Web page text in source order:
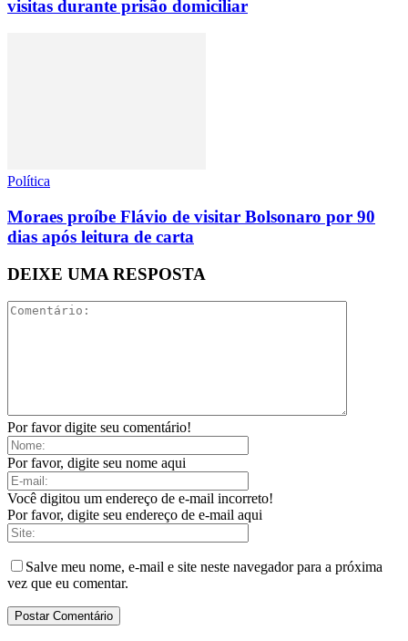
visitas durante prisão domiciliar
Política
Moraes proíbe Flávio de visitar Bolsonaro por 90
dias após leitura de carta
DEIXE UMA RESPOSTA
Por favor digite seu comentário!
Por favor, digite seu nome aqui
Você digitou um endereço de e-mail incorreto!
Por favor, digite seu endereço de e-mail aqui
Salve meu nome, e-mail e site neste navegador para a próxima
vez que eu comentar.